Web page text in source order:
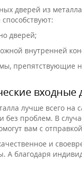
дверей из
дверей;
внутренней
препятствующие
входные
лучше всего
без проблем. В
вам с отправкой
и
А благодаря